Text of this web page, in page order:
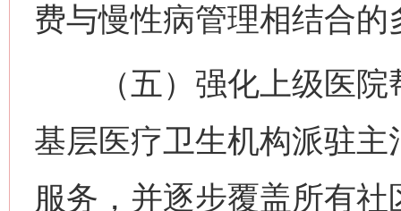
费与慢性病管理相结合
（五）强化上级医院
基层医疗卫生机构派驻
服务，并逐步覆盖所有